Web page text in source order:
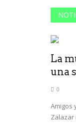
La
una
0
Amigos
Zalazar